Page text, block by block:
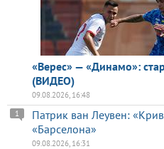
«Верес» — «Динамо»:
(ВИДЕО)
09.08.2026, 16:48
Патрик ван Леувен:
«Барселона»
1
09.08.2026, 16:31